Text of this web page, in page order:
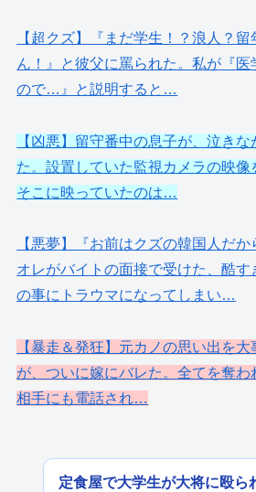
【超クズ】『まだ学生！？浪人？
ん！』と彼父に罵られた。私が『
ので…』と説明すると…
【凶悪】留守番中の息子が、泣き
た。設置していた監視カメラの映像
そこに映っていたのは…
【悪夢】『お前はクズの韓国人だ
オレがバイトの面接で受けた、酷す
の事にトラウマになってしまい…
【暴走＆発狂】元カノの思い出を
が、ついに嫁にバレた。全てを奪わ
相手にも電話され…
定食屋で大学生が大将に殴ら